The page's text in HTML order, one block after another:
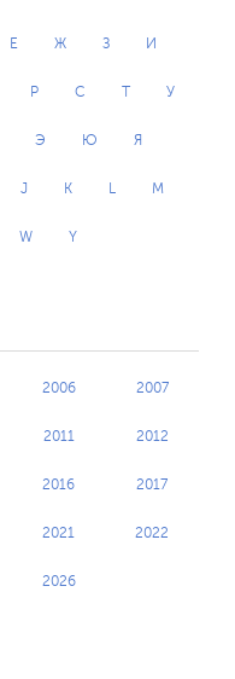
Е Ж З И
Р С Т У
Э Ю Я
J K L M
W Y
2006 2007
2011 2012
2016 2017
2021 2022
2026